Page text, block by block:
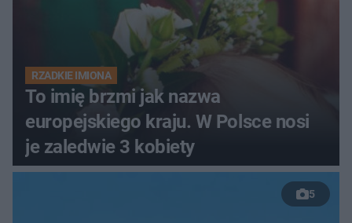
RZADKIE IMIONA
To imię brzmi jak nazwa
europejskiego kraju. W Polsce nosi
je zaledwie 3 kobiety
5